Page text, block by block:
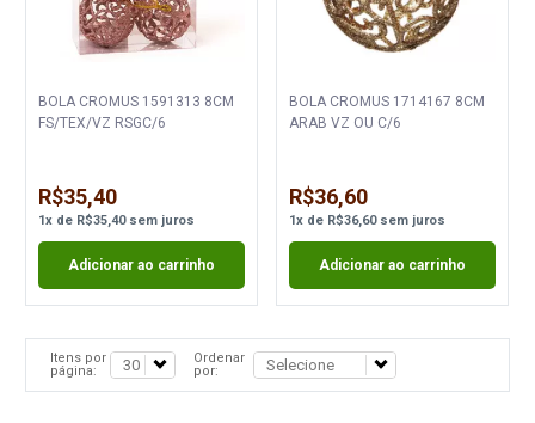
BOLA CROMUS 1591313 8CM
FS/TEX/VZ RSGC/6
R$35,40
1x de R$35,40sem juros
Adicionar ao carrinho
BOLA CROMUS 1714167 8CM
ARAB VZ OU C/6
R$36,60
1xde R$36,60sem juros
Adicionar ao carrinho
Itens por
página:
Ordenar
por: